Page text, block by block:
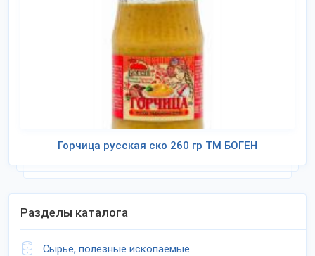
Горчица русская ско 260 гр ТМ БОГЕН
Разделы каталога
Сырье, полезные ископаемые